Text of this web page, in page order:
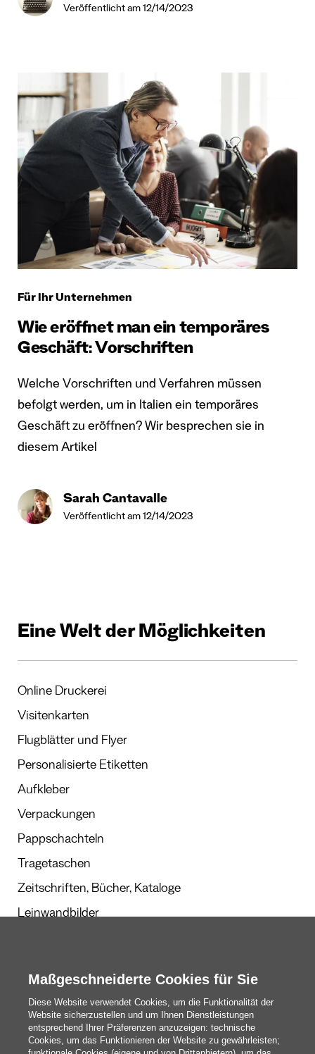
Veröffentlicht am 12/14/2023
Für Ihr Unternehmen
Wie eröffnet man ein temporäres
Geschäft: Vorschriften
Welche Vorschriften und Verfahren müssen
befolgt werden, um in Italien ein temporäres
Geschäft zu eröffnen? Wir besprechen sie in
diesem Artikel
Sarah Cantavalle
Veröffentlicht am 12/14/2023
Eine Welt der Möglichkeiten
Online Druckerei
Visitenkarten
Flugblätter und Flyer
Personalisierte Etiketten
Aufkleber
Verpackungen
Pappschachteln
Tragetaschen
Zeitschriften, Bücher, Kataloge
Leinwandbilder
Redaktion
Maßgeschneiderte Cookies für Sie
Diese Website verwendet Cookies, um die Funktionalität der
Website sicherzustellen und um Ihnen Dienstleistungen
entsprechend Ihrer Präferenzen anzuzeigen: technische
Cookies, um das Funktionieren der Website zu gewährleisten;